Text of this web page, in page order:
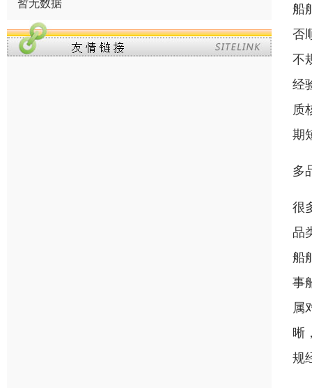
船
否
不
经
质
期
多
很
品
船
事
属
晰
规